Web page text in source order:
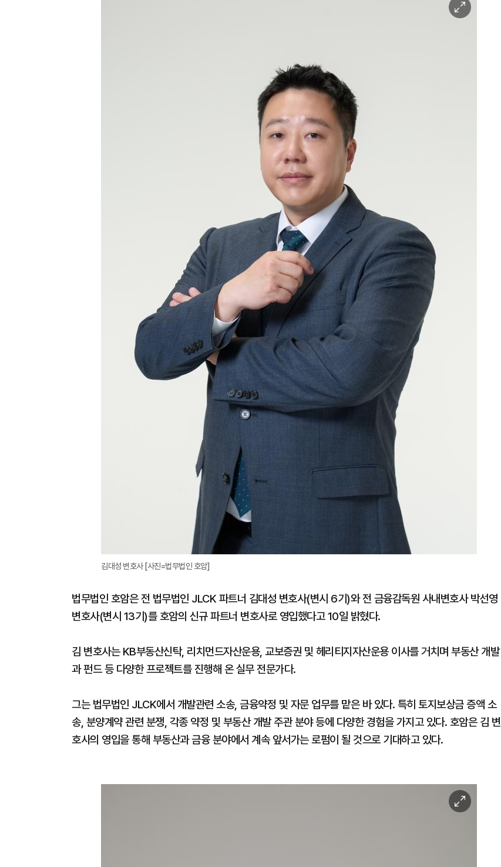
이
미
김대성 변호사 [사진=법무법인 호암]
법무법인 호암은 전 법무법인 JLCK 파트너 김대성 변호사(변시 6기)와 전 금융감독원 사내변호사 박선영
변호사(변시 13기)를 호암의 신규 파트너 변호사로 영입했다고 10일 밝혔다.
김 변호사는 KB부동산신탁, 리치먼드자산운용, 교보증권 및 헤리티지자산운용 이사를 거치며 부동산 개발
과 펀드 등 다양한 프로젝트를 진행해 온 실무 전문가다.
그는 법무법인 JLCK에서 개발관련 소송, 금융약정 및 자문 업무를 맡은 바 있다. 특히 토지보상금 증액 소
송, 분양계약 관련 분쟁, 각종 약정 및 부동산 개발 주관 분야 등에 다양한 경험을 가지고 있다. 호암은 김 변
호사의 영입을 통해 부동산과 금융 분야에서 계속 앞서가는 로펌이 될 것으로 기대하고 있다.
이
미